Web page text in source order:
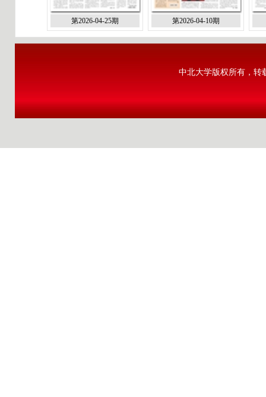
第2026-04-25期 第2026-04-10期
中北大学版权所有，转